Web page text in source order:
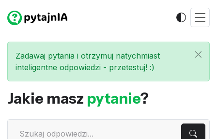
Zadawaj pytania i otrzymuj natychmiast
inteligentne odpowiedzi - przetestuj! :)
Jakie masz pytanie?